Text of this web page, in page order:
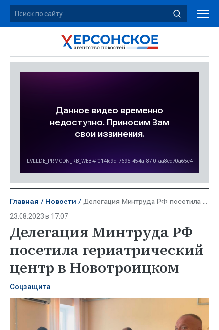
Главная Новости Делегация Минтруда РФ посетила гериатрический центр в Новотроицком
23.08.2023 в 17:07
Делегация Минтруда РФ
посетила гериатрический
центр в Новотроицком
Соцзащита